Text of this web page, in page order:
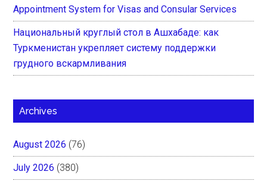
Appointment System for Visas and Consular Services
Национальный круглый стол в Ашхабаде: как
Туркменистан укрепляет систему поддержки
грудного вскармливания
Archives
August 2026 (76)
July 2026 (380)